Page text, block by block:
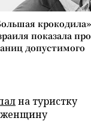
показала
допустимого
на туристку
женщину